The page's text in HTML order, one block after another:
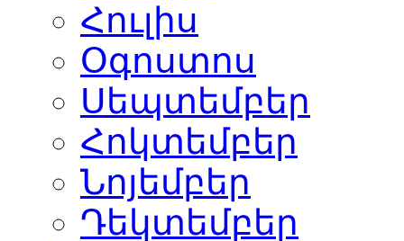
Հուլիս
Օգոստոս
Սեպտեմբեր
Հոկտեմբեր
Նոյեմբեր
Դեկտեմբեր